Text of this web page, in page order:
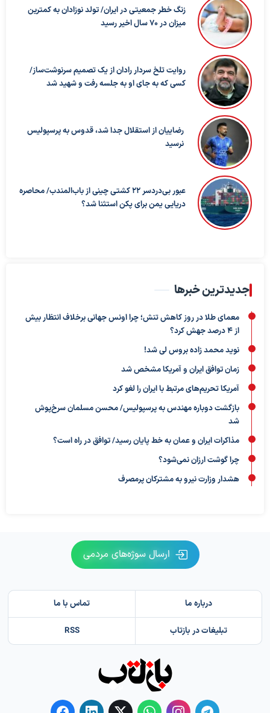
زنگ خطر جمعیتی در ایران/ تولد نوزادان به کمترین
میزان در ۷۰ سال اخیر رسید
روایت تلخ سردار رادان از یک تصمیم سرنوشت‌ساز/
کسی که به جای او به جلسه رفت و شهید شد
رضاییان از استقلال جدا شد، قدوس به پرسپولیس
نرسید
عبور بی‌دردسر ۲۲ کشتی چینی از باب‌المندب/ محاصره
دریایی یمن برای پکن استثنا شد؟
جدیدترین خبرها
معمای طلا در روز کاهش تنش؛ چرا اونس جهانی برخلاف انتظار بیش
از ۴ درصد جهش کرد؟
نوید محمد زاده بروس لی شد!
زمان توافق ایران و آمریکا مشخص شد
آمریکا تحریم‌های مرتبط با ایران را لغو کرد
بازگشت دوباره مهندس به پرسپولیس/ محسن مسلمان سرخ‌پوش
شد
مذاکرات ایران و عمان به خط پایان رسید/ توافق در راه است؟
چرا گوشت ارزان نمی‌شود؟
هشدار وزارت نیرو به مشترکان پرمصرف
ارسال سوژه‌های مردمی
درباره ما تماس با ما
تبلیغات در بازتاب RSS